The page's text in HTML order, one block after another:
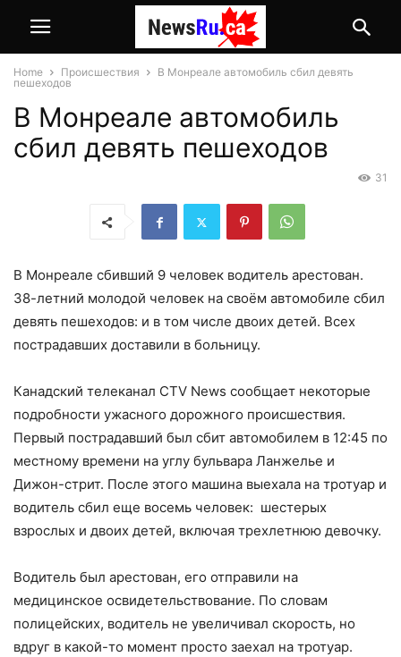
Home Происшествия
В Монреале автомобиль сбил девять
пешеходов
В Монреале автомобиль
сбил девять пешеходов
31
В Монреале сбивший 9 человек водитель арестован.
38-летний молодой человек на своём автомобиле сбил
девять пешеходов: и в том числе двоих детей. Всех
пострадавших доставили в больницу.
Канадский телеканал CTV News сообщает некоторые
подробности ужасного дорожного происшествия.
Первый пострадавший был сбит автомобилем в 12:45 по
местному времени на углу бульвара Ланжелье и
Дижон-стрит. После этого машина выехала на тротуар и
водитель сбил еще восемь человек: шестерых
взрослых и двоих детей, включая трехлетнюю девочку.
Водитель был арестован, его отправили на
медицинское освидетельствование. По словам
полицейских, водитель не увеличивал скорость, но
вдруг в какой-то момент просто заехал на тротуар.